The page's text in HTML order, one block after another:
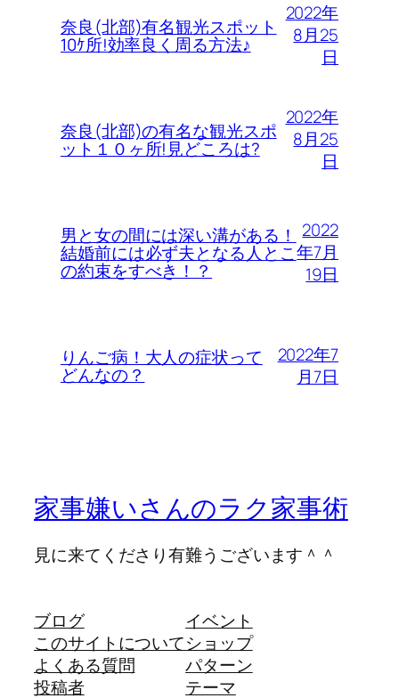
奈良(北部)有名観光スポット
10ｹ所!効率良く周る方法♪
2022年
8月25
日
奈良(北部)の有名な観光スポ
ット１０ヶ所!見どころは?
2022年
8月25
日
男と女の間には深い溝がある！
結婚前には必ず夫となる人とこ
の約束をすべき！？
2022
年7月
19日
りんご病！大人の症状って
どんなの？
2022年7
月7日
家事嫌いさんのラク家事術
見に来てくださり有難うございます＾＾
ブログ
このサイトについて
よくある質問
投稿者
イベント
ショップ
パターン
テーマ